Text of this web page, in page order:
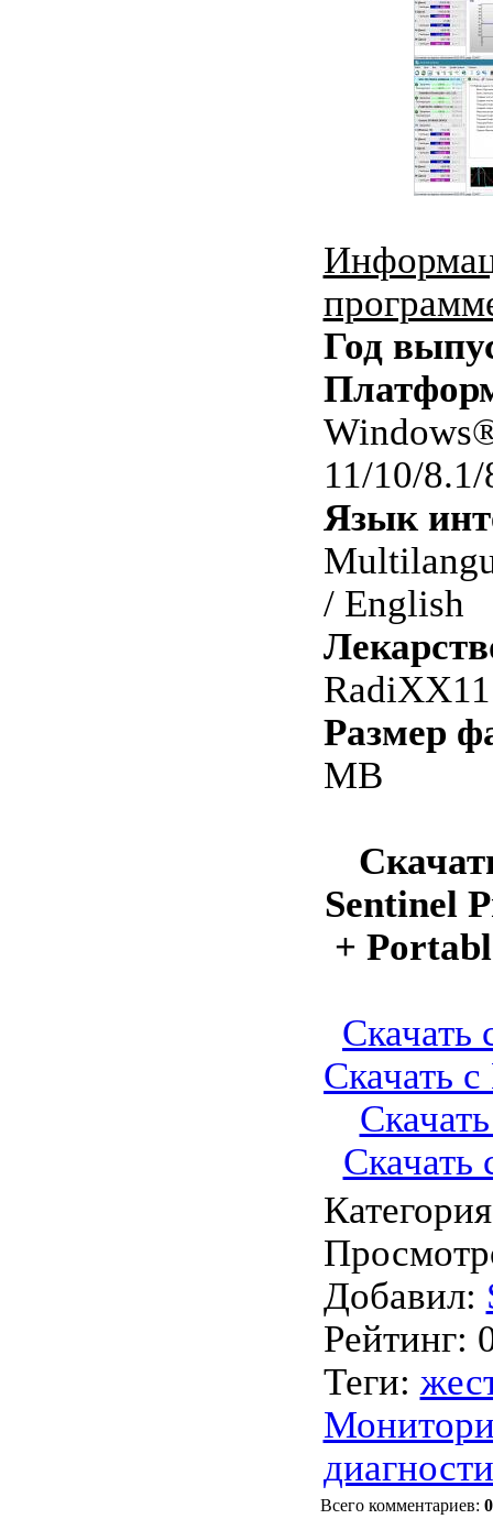
Год
11/10/
Язык
/ English
Размер
MB
Sentinel
+
Скачать
Скачать
Скачать
Категория
Добавил:
Рейтинг:
Теги:
Всего комментариев: 0